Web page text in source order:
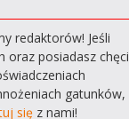
redaktorów! Jeśli
oraz posiadasz chęci
gatunków,
się z nami!